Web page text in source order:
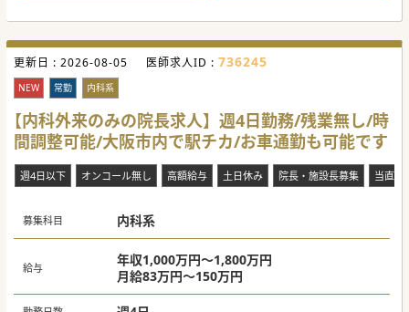
■大阪エリアでは、大阪市中央区の本町を拠点として、その
他2院と合わせて3院同時開院をされます。
■物品や処方箋の管理、病院との連携等、診療以外の業務は
看護部、事務部が全てサポートしますので、医師は診療のみ
に集中できる働きやすい環境です。
■首都圏で複数の訪問診療を展開する法人が母体で、ワーク
ライフバランスの充実をテーマに法人運営をしています。
【やりがい】
■法人の強力なバックアップのもと、大阪という新天地で在
宅医療の基盤を一緒に築いて行けます。
■明確な評価体制・昇給があり、ワークライフバランス重視
や給与重視等、働き方を自由に選択できるのも強みです。
■常勤医として3年以上従事した医師については、開業支援
#秋入職可
更新日 : 2026-08-05 医師求人ID : 736245
NEW 常勤 内科系
【内科外来のみの院長求人】週4日勤務/残業無し/時
間調整可能/大阪市内で駅チカ/お車通勤も可能です
週4日以下 オンコール無し 高額給与 土日休み 院長・施設長募集 当直な
募集科目 内科系
給与
年収1,000万円～1,800万円
月給83万円～150万円